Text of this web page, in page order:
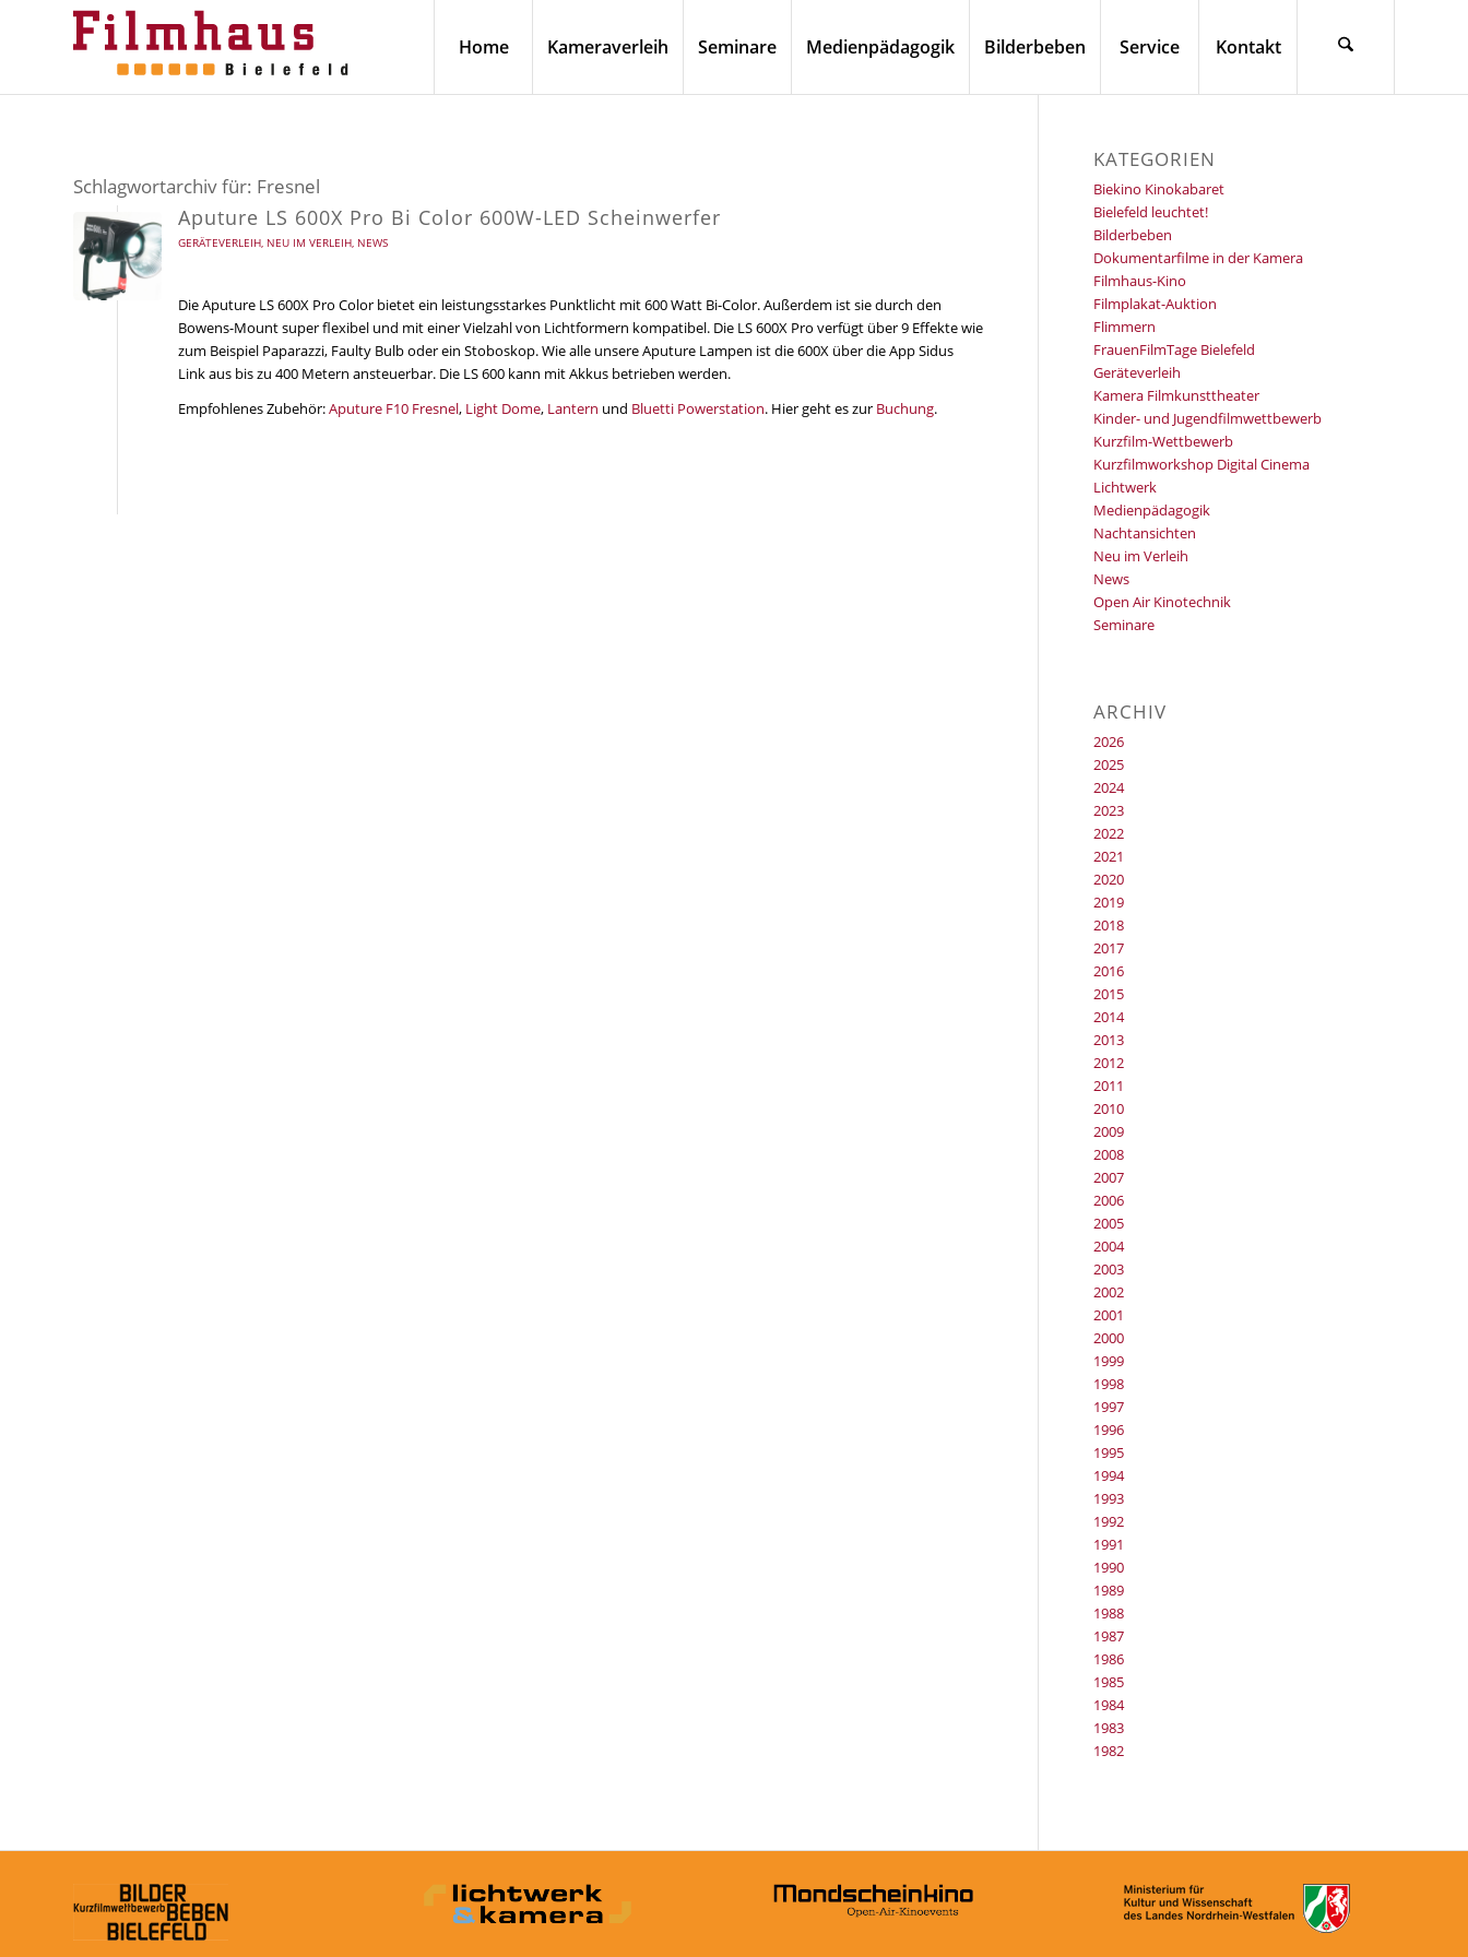
Home Kameraverleih Seminare Medienpädagogik Bilderbeben Service Kontakt
Schlagwortarchiv für: Fresnel
Aputure LS 600X Pro Bi Color 600W-LED Scheinwerfer
GERÄTEVERLEIH, NEU IM VERLEIH, NEWS
Die Aputure LS 600X Pro Color bietet ein leistungsstarkes Punktlicht mit 600 Watt Bi-Color. Außerdem ist sie durch den
Bowens-Mount super flexibel und mit einer Vielzahl von Lichtformern kompatibel. Die LS 600X Pro verfügt über 9 Effekte wie
zum Beispiel Paparazzi, Faulty Bulb oder ein Stoboskop. Wie alle unsere Aputure Lampen ist die 600X über die App Sidus
Link aus bis zu 400 Metern ansteuerbar. Die LS 600 kann mit Akkus betrieben werden.
Empfohlenes Zubehör:Aputure F10 Fresnel, Light Dome, Lantern und Bluetti Powerstation. Hier geht es zur Buchung.
KATEGORIEN
Biekino Kinokabaret
Bielefeld leuchtet!
Bilderbeben
Dokumentarfilme in der Kamera
Filmhaus-Kino
Filmplakat-Auktion
Flimmern
FrauenFilmTage Bielefeld
Geräteverleih
Kamera Filmkunsttheater
Kinder- und Jugendfilmwettbewerb
Kurzfilm-Wettbewerb
Kurzfilmworkshop Digital Cinema
Lichtwerk
Medienpädagogik
Nachtansichten
Neu im Verleih
News
Open Air Kinotechnik
Seminare
ARCHIV
2026
2025
2024
2023
2022
2021
2020
2019
2018
2017
2016
2015
2014
2013
2012
2011
2010
2009
2008
2007
2006
2005
2004
2003
2002
2001
2000
1999
1998
1997
1996
1995
1994
1993
1992
1991
1990
1989
1988
1987
1986
1985
1984
1983
1982